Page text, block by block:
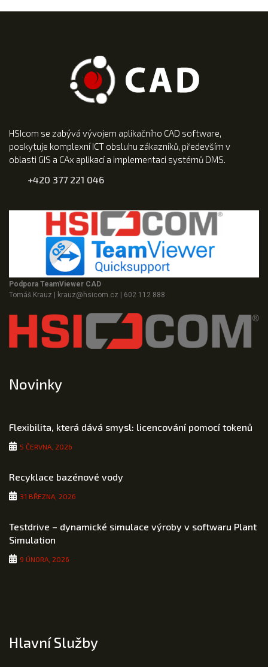
HSIcom se zabývá vývojem aplikačního CAD software,
poskytuje komplexní ICT obsluhu zákazníků, především v
oblasti GIS a CAx aplikací a implementaci systémů DMS.
+420 377 221 046
Podpora TeamViewer CAD
Tomáš Krauz
krauz@hsicom.cz 602 112 888
Novinky
Flexibilita, která dává smysl: licencování pomocí tokenů
5 ČERVNA, 2026
Recyklace bazénové vody
31 BŘEZNA, 2026
Testdrive – dynamické simulace výroby v softwaru Plant
Simulation
9 ÚNORA, 2026
Hlavní Služby